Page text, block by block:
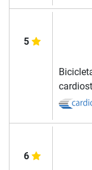
5
6